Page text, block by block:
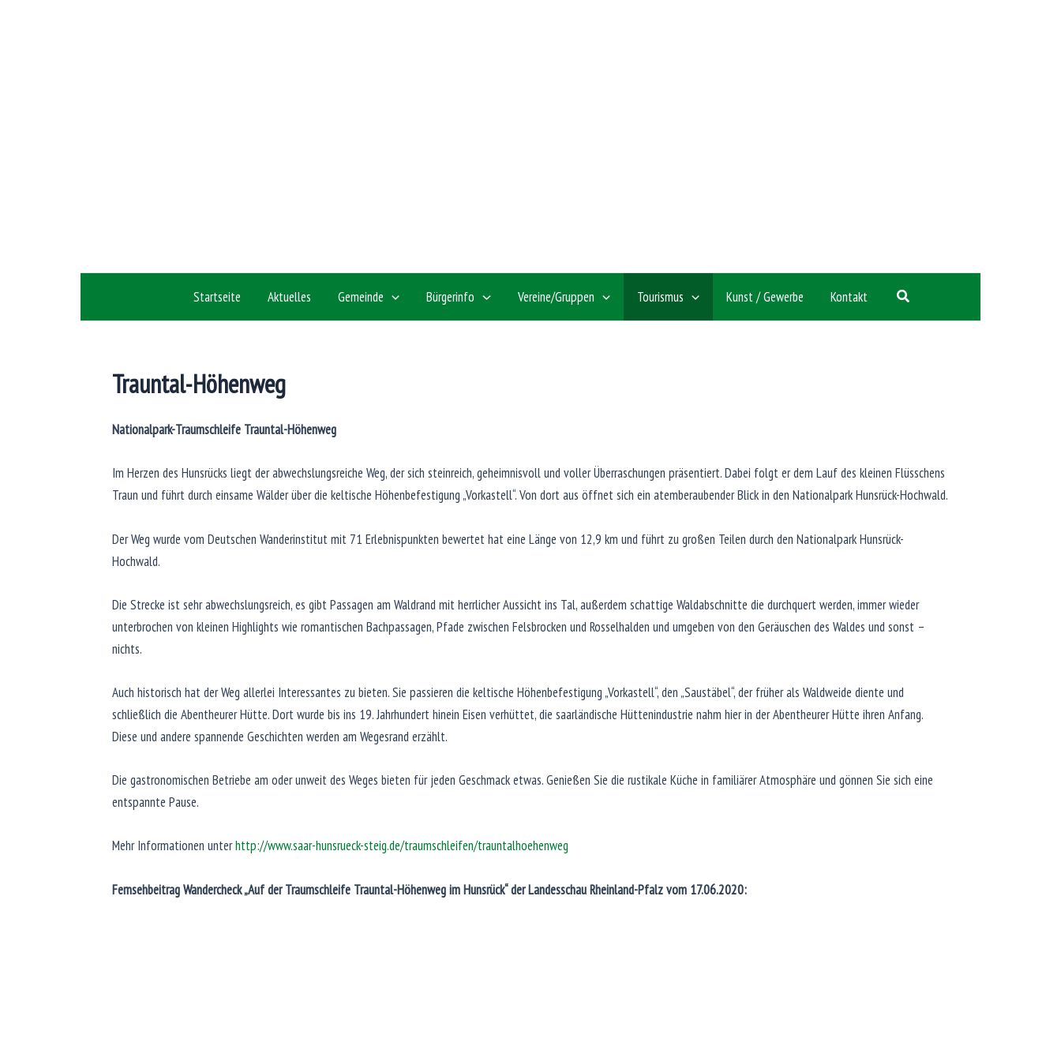
Startseite Aktuelles Gemeinde Bürgerinfo Vereine/Gruppen Tourismus Kunst / Gewerbe Kontakt Suchen
Trauntal-Höhenweg
Nationalpark-Traumschleife Trauntal-Höhenweg
Im Herzen des Hunsrücks liegt der abwechslungsreiche Weg, der sich steinreich, geheimnisvoll und voller Überraschungen präsentiert. Dabei folgt er dem Lauf des kleinen Flüsschens
Traun und führt durch einsame Wälder über die keltische Höhenbefestigung „Vorkastell“. Von dort aus öffnet sich ein atemberaubender Blick in den Nationalpark Hunsrück-Hochwald.
Der Weg wurde vom Deutschen Wanderinstitut mit 71 Erlebnispunkten bewertet hat eine Länge von 12,9 km und führt zu großen Teilen durch den Nationalpark Hunsrück-
Hochwald.
Die Strecke ist sehr abwechslungsreich, es gibt Passagen am Waldrand mit herrlicher Aussicht ins Tal, außerdem schattige Waldabschnitte die durchquert werden, immer wieder
unterbrochen von kleinen Highlights wie romantischen Bachpassagen, Pfade zwischen Felsbrocken und Rosselhalden und umgeben von den Geräuschen des Waldes und sonst –
nichts.
Auch historisch hat der Weg allerlei Interessantes zu bieten. Sie passieren die keltische Höhenbefestigung „Vorkastell“, den „Saustäbel“, der früher als Waldweide diente und
schließlich die Abentheurer Hütte. Dort wurde bis ins 19. Jahrhundert hinein Eisen verhüttet, die saarländische Hüttenindustrie nahm hier in der Abentheurer Hütte ihren Anfang.
Diese und andere spannende Geschichten werden am Wegesrand erzählt.
Die gastronomischen Betriebe am oder unweit des Weges bieten für jeden Geschmack etwas. Genießen Sie die rustikale Küche in familiärer Atmosphäre und gönnen Sie sich eine
entspannte Pause.
Mehr Informationen unterhttp://www.saar-hunsrueck-steig.de/traumschleifen/trauntalhoehenweg
Fernsehbeitrag Wandercheck „Auf der Traumschleife Trauntal-Höhenweg im Hunsrück“ der Landesschau Rheinland-Pfalz vom 17.06.2020: